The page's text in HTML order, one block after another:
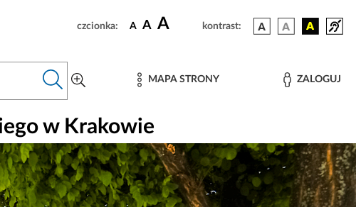
czcionka: A A A kontrast:
MAPA STRONY ZALOGUJ
w Krakowie